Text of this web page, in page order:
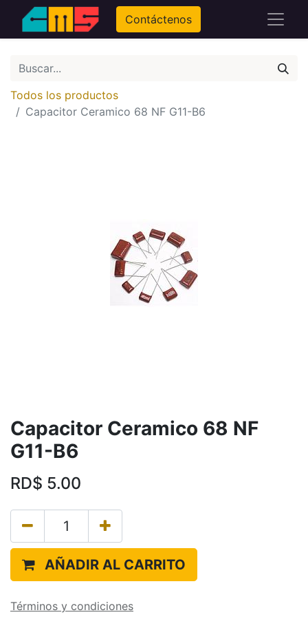
Contáctenos
Todos los productos
Capacitor Ceramico 68 NF G11-B6
Capacitor Ceramico 68 NF
G11-B6
RD$ 5.00
AÑADIR AL CARRITO
Términos y condiciones